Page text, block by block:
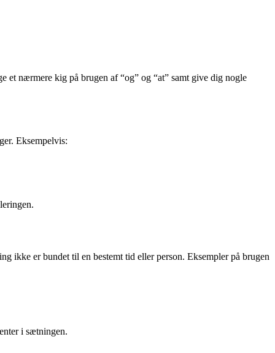
nærmere kig på brugen af “og” og “at” samt give dig nogle
Eksempelvis:
ikke er bundet til en bestemt tid eller person. Eksempler på brugen
i sætningen.